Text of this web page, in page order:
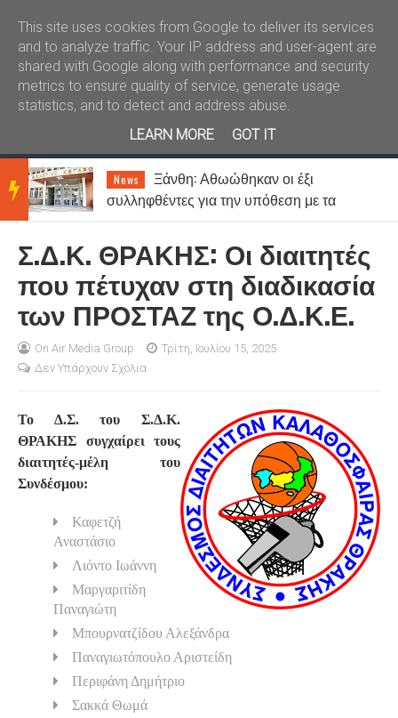
Καλώς ήλθατε Kral News
BRE
AKIN
NEW
Lifestyle
Απιστία: Πόσο συχνά συμβαίνει
και ποιοι το παραδέχονται πιο εύκολα;
Σ.Δ.Κ. ΘΡΑΚΗΣ: Οι διαιτητές
που πέτυχαν στη διαδικασία
των ΠΡΟΣΤΑΖ της Ο.Δ.Κ.Ε.
On Air Media Group
Τρίτη, Ιουλίου 15, 2025
Δεν Υπάρχουν Σχόλια
Το Δ.Σ. του Σ.Δ.Κ.
ΘΡΑΚΗΣ συγχαίρει τους
διαιτητές-μέλη του
Συνδέσμου:
Καφετζή
Αναστάσιο
Λιόντο Ιωάννη
Μαργαριτίδη
Παναγιώτη
Μπουρνατζίδου Αλεξάνδρα
Παναγιωτόπουλο Αριστείδη
Περιφάνη Δημήτριο
Σακκά Θωμά
This site uses cookies from Google to deliver its services
and to analyze traffic. Your IP address and user-agent are
shared with Google along with performance and security
metrics to ensure quality of service, generate usage
statistics, and to detect and address abuse.
LEARN MORE
GOT IT